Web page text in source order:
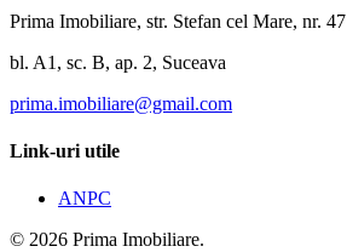
Prima Imobiliare, str. Stefan cel Mare, nr. 47
bl. A1, sc. B, ap. 2, Suceava
prima.imobiliare@gmail.com
Link-uri utile
ANPC
© 2026 Prima Imobiliare.